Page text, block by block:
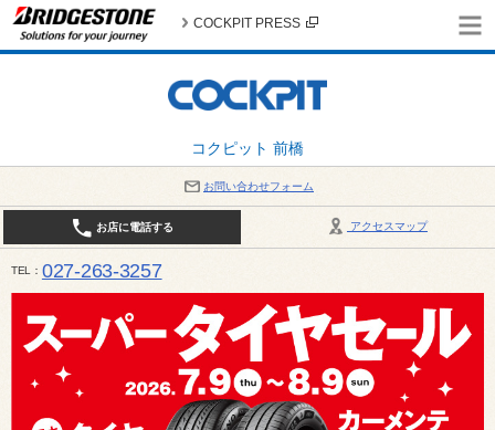
コクピット 前橋
COCKPIT PRESS
お問い合わせフォーム
アクセスマップ
お店に電話する
TEL 027-263-3257
10:00～19:00 / 定休日：8月の店休日 4日(火)、5日(水)、12日(水)〜16日(日)、18日(火)、19日(水)